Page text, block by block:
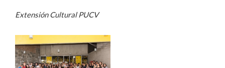
Extensión Cultural PUCV